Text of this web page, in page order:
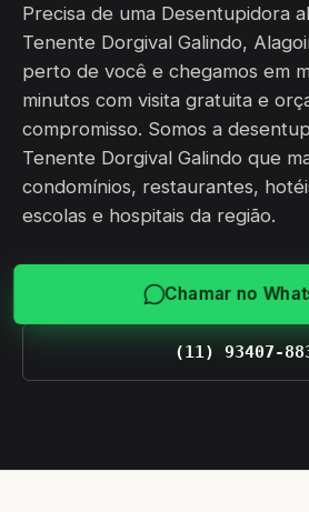
Precisa de uma Desentupidora
Tenente Dorgival Galindo,
perto de você e chegamos em
minutos com visita gratuita e
compromisso. Somos a
Tenente Dorgival Galindo que
condomínios, restaurantes,
escolas e hospitais da região.
Chamar no
(11) 93407-